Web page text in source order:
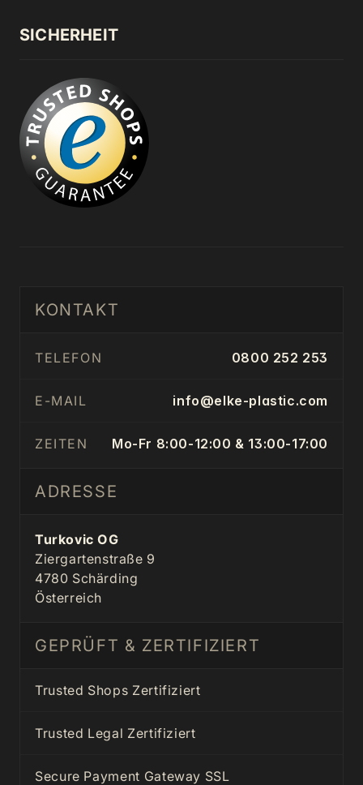
SICHERHEIT
KONTAKT
TELEFON 0800 252 253
E-MAIL info@elke-plastic.com
ZEITEN Mo-Fr 8:00-12:00 & 13:00-17:00
ADRESSE
Turkovic OG
Ziergartenstraße 9
4780 Schärding
Österreich
GEPRÜFT & ZERTIFIZIERT
Trusted Shops Zertifiziert
Trusted Legal Zertifiziert
Secure Payment Gateway SSL